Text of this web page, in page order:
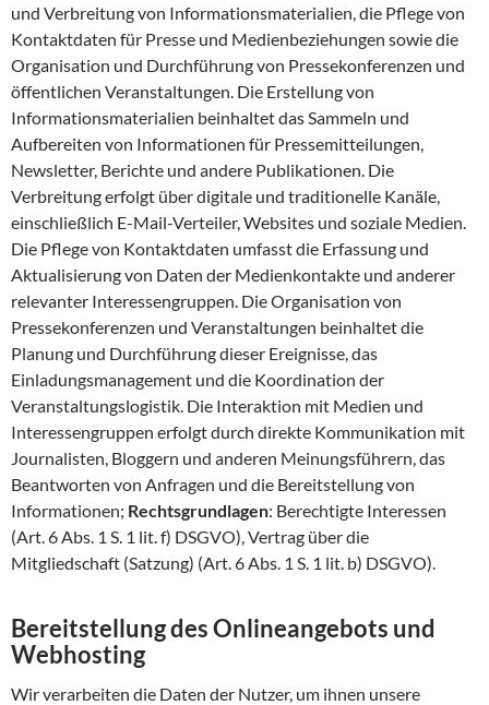
und Verbreitung von Informationsmaterialien, die Pflege von
Kontaktdaten für Presse und Medienbeziehungen sowie die
Organisation und Durchführung von Pressekonferenzen und
öffentlichen Veranstaltungen. Die Erstellung von
Informationsmaterialien beinhaltet das Sammeln und
Aufbereiten von Informationen für Pressemitteilungen,
Newsletter, Berichte und andere Publikationen. Die
Verbreitung erfolgt über digitale und traditionelle Kanäle,
einschließlich E-Mail-Verteiler, Websites und soziale Medien.
Die Pflege von Kontaktdaten umfasst die Erfassung und
Aktualisierung von Daten der Medienkontakte und anderer
relevanter Interessengruppen. Die Organisation von
Pressekonferenzen und Veranstaltungen beinhaltet die
Planung und Durchführung dieser Ereignisse, das
Einladungsmanagement und die Koordination der
Veranstaltungslogistik. Die Interaktion mit Medien und
Interessengruppen erfolgt durch direkte Kommunikation mit
Journalisten, Bloggern und anderen Meinungsführern, das
Beantworten von Anfragen und die Bereitstellung von
Informationen; Rechtsgrundlagen: Berechtigte Interessen
(Art. 6 Abs. 1 S. 1 lit. f) DSGVO), Vertrag über die
Mitgliedschaft (Satzung) (Art. 6 Abs. 1 S. 1 lit. b) DSGVO).
Bereitstellung des Onlineangebots und
Webhosting
Wir verarbeiten die Daten der Nutzer, um ihnen unsere